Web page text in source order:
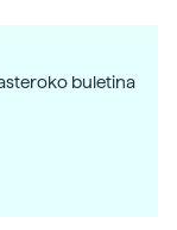
buletina